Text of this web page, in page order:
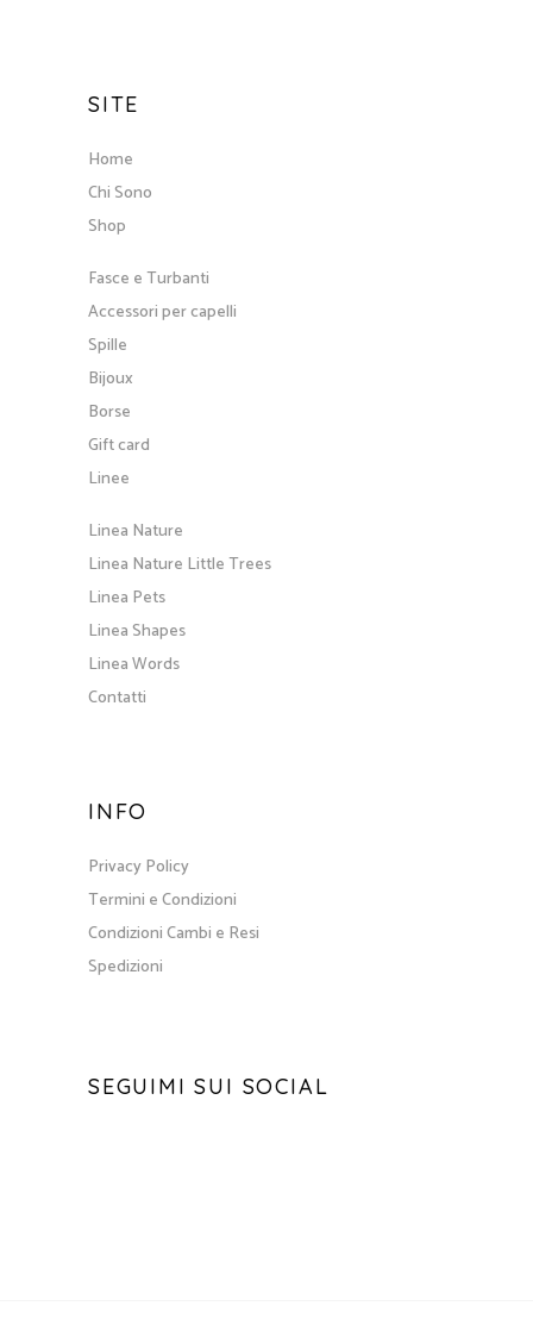
SITE
Home
Chi Sono
Shop
Fasce e Turbanti
Accessori per capelli
Spille
Bijoux
Borse
Gift card
Linee
Linea Nature
Linea Nature Little Trees
Linea Pets
Linea Shapes
Linea Words
Contatti
INFO
Privacy Policy
Termini e Condizioni
Condizioni Cambi e Resi
Spedizioni
SEGUIMI SUI SOCIAL